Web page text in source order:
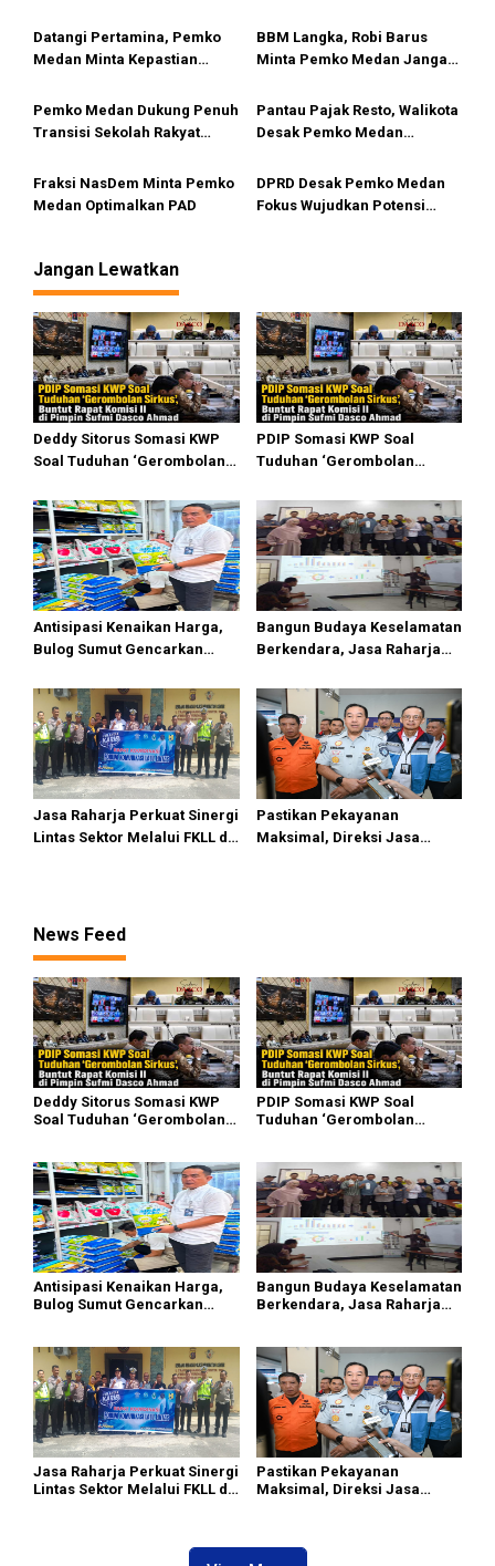
s
Hingga Industri Kreatif
Datangi Pertamina, Pemko
Medan Minta Kepastian
BBM di SPBU
BBM Langka, Robi Barus
Minta Pemko Medan Jangan
Pemko Medan Dukung Penuh
Transisi Sekolah Rakyat
Pantau Pajak Resto, Walikota
Desak Pemko Medan
Fraksi NasDem Minta Pemko
Medan Optimalkan PAD
DPRD Desak Pemko Medan
Fokus Wujudkan Potensi
Jangan Lewatkan
Deddy Sitorus Somasi KWP
Soal Tuduhan ‘Gerombolan
II Dipimpin Sufmi Dasco
Ahmad
PDIP Somasi KWP Soal
Tuduhan ‘Gerombolan
II Dipimpin Sufmi Dasco
Ahmad
Antisipasi Kenaikan Harga,
Bulog Sumut Gencarkan
Premium
Bangun Budaya Keselamatan
Berkendara, Jasa Raharja
Pasifik Medan Industri
Jasa Raharja Perkuat Sinergi
Lintas Sektor Melalui FKLL di
Pastikan Pekayanan
Maksimal, Direksi Jasa
News Feed
Deddy Sitorus Somasi KWP
Soal Tuduhan ‘Gerombolan
Ahmad
PDIP Somasi KWP Soal
Tuduhan ‘Gerombolan
Ahmad
Antisipasi Kenaikan Harga,
Bulog Sumut Gencarkan
Bangun Budaya Keselamatan
Berkendara, Jasa Raharja
Jasa Raharja Perkuat Sinergi
Lintas Sektor Melalui FKLL di
Pastikan Pekayanan
Maksimal, Direksi Jasa